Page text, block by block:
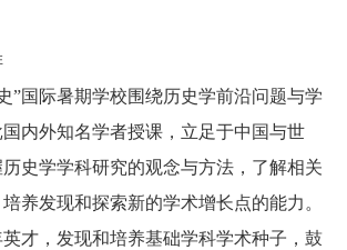
”国际暑期学校围绕历史学前沿问题与学
内外知名学者授课，立足于中国与世
史学学科研究的观念与方法，了解相关
养发现和探索新的学术增长点的能力。
才，发现和培养基础学科学术种子，鼓